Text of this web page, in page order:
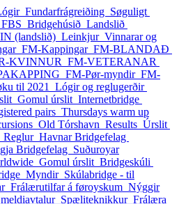
Fundarfrágreiðing Søguligt
Bridgehúsið Landslið
(landslið) Leinkjur Vinnarar og
FM-Kappingar FM-BLANDAÐ
KVINNUR FM-VETERANAR
FM-Pør-myndir FM-
til 2021 Lógir og reglugerðir
Gomul úrslit Internetbridge
pairs Thursdays warm up
Old Tórshavn Results Úrslit
Reglur Havnar Bridgefelag
Bridgefelag Suðuroyar
Gomul úrslit Bridgeskúli
Myndir Skúlabridge - til
Frálærutilfar á føroyskum Nýggir
Spæliteknikkur Frálæra